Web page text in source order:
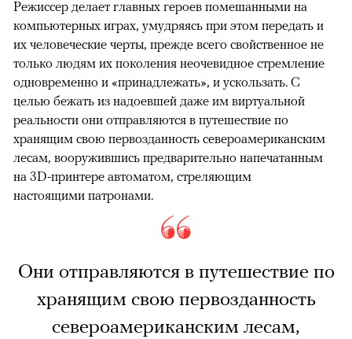
Режиссер делает главных героев помешанными на
компьютерных играх, умудряясь при этом передать и
их человеческие черты, прежде всего свойственное не
только людям их поколения неочевидное стремление
одновременно и «принадлежать», и ускользать. С
целью бежать из надоевшей даже им виртуальной
реальности они отправляются в путешествие по
хранящим свою первозданность североамериканским
лесам, вооружившись предварительно напечатанным
на 3D-принтере автоматом, стреляющим
настоящими патронами.
Они отправляются в путешествие по
хранящим свою первозданность
североамериканским лесам,